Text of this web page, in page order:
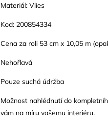
Materiál: Vlies
Kod: 200854334
Cena za roli 53 cm x 10,05 m
Nehořlavá
Pouze suchá údržba
Možnost nahlédnutí do
vám na míru vašemu interiéru.